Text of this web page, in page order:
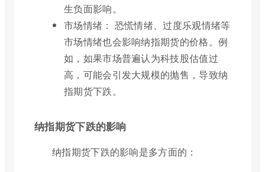
生负面影响。
市场情绪： 恐慌情绪、过度乐观情绪等
市场情绪也会影响纳指期货的价格。例
如，如果市场普遍认为科技股估值过
高，可能会引发大规模的抛售，导致纳
指期货下跌。
纳指期货下跌的影响
纳指期货下跌的影响是多方面的：